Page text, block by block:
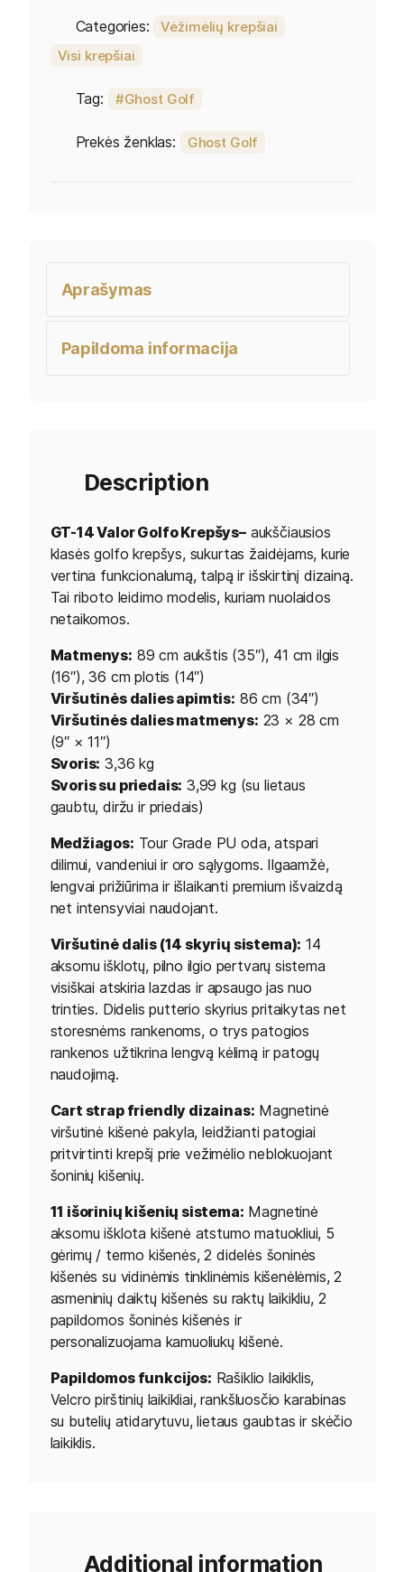
Categories:
Vėžimėlių krepšiai
Visi krepšiai
Tag: Ghost Golf
Prekės ženklas: Ghost Golf
Aprašymas
Papildoma informacija
Description
GT-14 Valor Golfo Krepšys–aukščiausios
klasės golfo krepšys, sukurtas žaidėjams, kurie
vertina funkcionalumą, talpą ir išskirtinį dizainą.
Tai riboto leidimo modelis, kuriam nuolaidos
netaikomos.
Matmenys: 89 cm aukštis (35″), 41 cm ilgis
(16″), 36 cm plotis (14″)
Viršutinės dalies apimtis: 86 cm (34″)
Viršutinės dalies matmenys: 23 × 28 cm
(9″ × 11″)
Svoris: 3,36 kg
Svoris su priedais: 3,99 kg (su lietaus
gaubtu, diržu ir priedais)
Medžiagos: Tour Grade PU oda, atspari
dilimui, vandeniui ir oro sąlygoms. Ilgaamžė,
lengvai prižiūrima ir išlaikanti premium išvaizdą
net intensyviai naudojant.
Viršutinė dalis (14 skyrių sistema): 14
aksomu išklotų, pilno ilgio pertvarų sistema
visiškai atskiria lazdas ir apsaugo jas nuo
trinties. Didelis putterio skyrius pritaikytas net
storesnėms rankenoms, o trys patogios
rankenos užtikrina lengvą kėlimą ir patogų
naudojimą.
Cart strap friendly dizainas: Magnetinė
viršutinė kišenė pakyla, leidžianti patogiai
pritvirtinti krepšį prie vežimėlio neblokuojant
šoninių kišenių.
11 išorinių kišenių sistema: Magnetinė
aksomu išklota kišenė atstumo matuokliui, 5
gėrimų / termo kišenės, 2 didelės šoninės
kišenės su vidinėmis tinklinėmis kišenėlėmis, 2
asmeninių daiktų kišenės su raktų laikikliu, 2
papildomos šoninės kišenės ir
personalizuojama kamuoliukų kišenė.
Papildomos funkcijos: Rašiklio laikiklis,
Velcro pirštinių laikikliai, rankšluosčio karabinas
su butelių atidarytuvu, lietaus gaubtas ir skėčio
laikiklis.
Additional information